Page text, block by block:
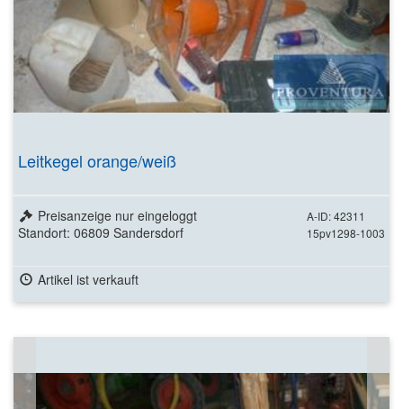
Leitkegel orange/weiß
A-ID: 42311
15pv1298-1003
Preisanzeige nur eingeloggt
Standort: 06809 Sandersdorf
Artikel ist verkauft